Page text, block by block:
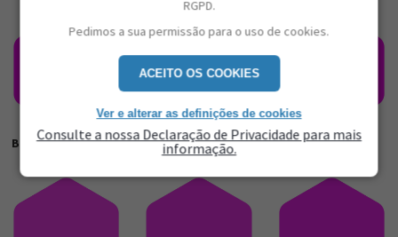
BLANC ARGENTIERE BLANC GOURETTE
CH2 0089
BLANC COCHES
RGPD.
Pedimos a sua permissão para o uso de cookies.
ACEITO OS COOKIES
Ver e alterar as definições de cookies
Consulte a nossa Declaração de Privacidade para mais
informação.